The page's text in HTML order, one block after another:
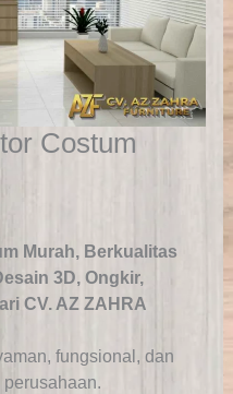
Costum
Murah, Berkualitas
3D, Ongkir,
CV. AZ ZAHRA
fungsional, dan